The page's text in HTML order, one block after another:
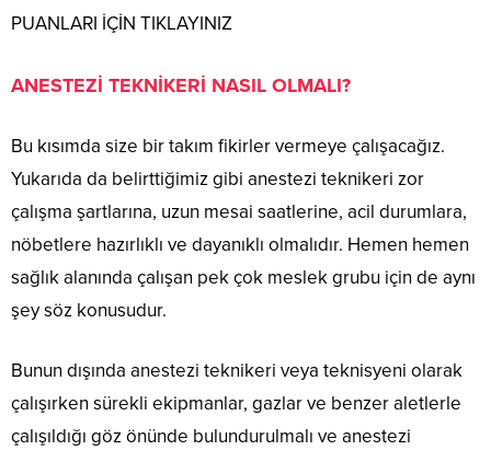
PUANLARI İÇİN TIKLAYINIZ
ANESTEZİ TEKNİKERİ NASIL OLMALI?
Bu kısımda size bir takım fikirler vermeye çalışacağız.
Yukarıda da belirttiğimiz gibi anestezi teknikeri zor
çalışma şartlarına, uzun mesai saatlerine, acil durumlara,
nöbetlere hazırlıklı ve dayanıklı olmalıdır. Hemen hemen
sağlık alanında çalışan pek çok meslek grubu için de aynı
şey söz konusudur.
Bunun dışında anestezi teknikeri veya teknisyeni olarak
çalışırken sürekli ekipmanlar, gazlar ve benzer aletlerle
çalışıldığı göz önünde bulundurulmalı ve anestezi